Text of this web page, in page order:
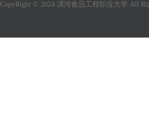
CopyRight © 2024 漯河食品工程职业大学 All